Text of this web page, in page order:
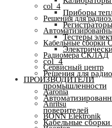
col_4
Решения для
Кабельные сборки
Радиомера СКЛАД
Сервисный центр
ПРОИЗВОДИТЕЛИ
Aaronia
Anritsu
BONN Elektronik
Приборы
Тестеры
col_4
Решения для
промышленности
поверителей
Кабельные